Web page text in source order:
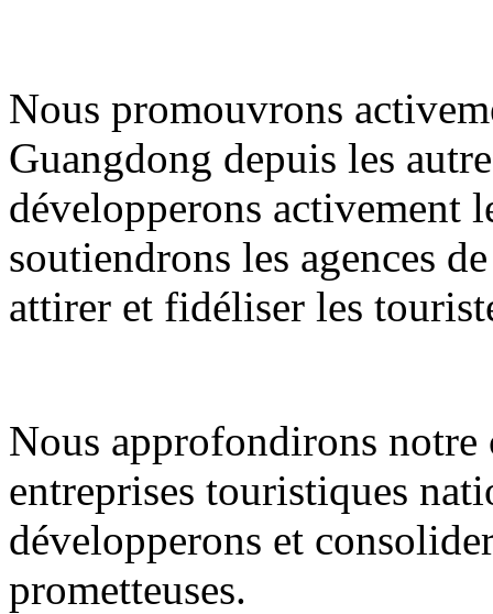
Nous promouvrons
Guangdong depuis les
développerons activement
soutiendrons les agences
attirer et fidéliser les
Nous approfondirons
entreprises touristiques
développerons et
prometteuses.